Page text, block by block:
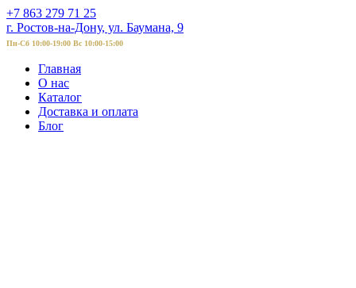
+7 863 279 71 25
г. Ростов-на-Дону, ул. Баумана, 9
Пн-Сб 10:00-19:00 Вс 10:00-15:00
Главная
О нас
Каталог
Доставка и оплата
Блог